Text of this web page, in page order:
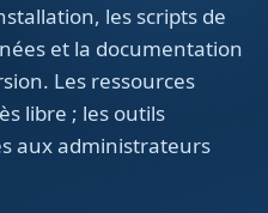
les scripts de
et la documentation
Les ressources
libre ; les outils
aux administrateurs